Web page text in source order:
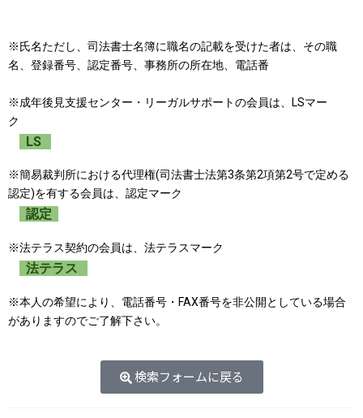
※氏名ただし、司法書士名簿に職名の記載を受けた者は、その職
名、登録番号、認定番号、事務所の所在地、電話番
※成年後見支援センター・リーガルサポートの会員は、LSマー
ク
LS
※簡易裁判所における代理権(司法書士法第3条第2項第2号で定める
認定)を有する会員は、認定マーク
認定
※法テラス契約の会員は、法テラスマーク
法テラス
※本人の希望により、電話番号・FAX番号を非公開としている場合
がありますのでご了解下さい。
検索フォームに戻る